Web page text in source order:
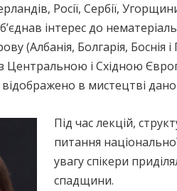
Росії, Сербії,
інтерес до
(Албанія, Болгарія,
Центральною і Східною
в мистецтві
Під час лекцій,
питання
увагу спікери
спадщини.